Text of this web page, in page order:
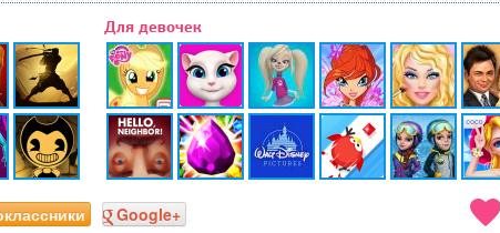
Для девочек
Google+